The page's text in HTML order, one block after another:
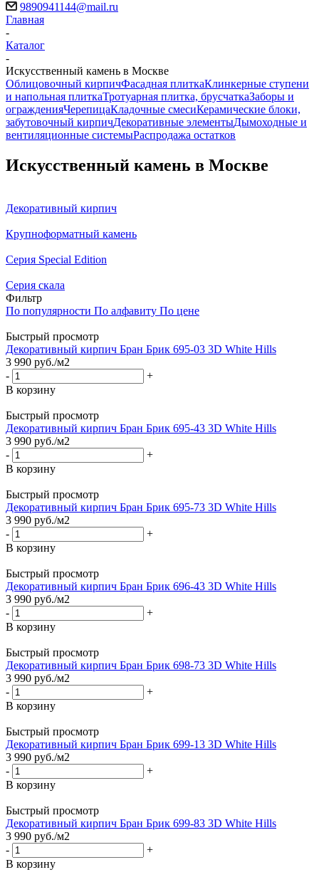
9890941144@mail.ru
Главная
-
Каталог
-
Искусственный камень в Москве
Облицовочный кирпичФасадная плиткаКлинкерные ступени
и напольная плиткаТротуарная плитка, брусчаткаЗаборы и
огражденияЧерепицаКладочные смесиКерамические блоки,
забутовочный кирпичДекоративные элементыДымоходные и
вентиляционные системыРаспродажа остатков
Искусственный камень в Москве
Декоративный кирпич
Крупноформатный камень
Серия Special Edition
Серия скала
Фильтр
По популярности По алфавиту По цене
Быстрый просмотр
Декоративный кирпич Бран Брик 695-03 3D White Hills
3 990 руб./м2
-
+
В корзину
Быстрый просмотр
Декоративный кирпич Бран Брик 695-43 3D White Hills
3 990 руб./м2
-
+
В корзину
Быстрый просмотр
Декоративный кирпич Бран Брик 695-73 3D White Hills
3 990 руб./м2
-
+
В корзину
Быстрый просмотр
Декоративный кирпич Бран Брик 696-43 3D White Hills
3 990 руб./м2
-
+
В корзину
Быстрый просмотр
Декоративный кирпич Бран Брик 698-73 3D White Hills
3 990 руб./м2
-
+
В корзину
Быстрый просмотр
Декоративный кирпич Бран Брик 699-13 3D White Hills
3 990 руб./м2
-
+
В корзину
Быстрый просмотр
Декоративный кирпич Бран Брик 699-83 3D White Hills
3 990 руб./м2
-
+
В корзину